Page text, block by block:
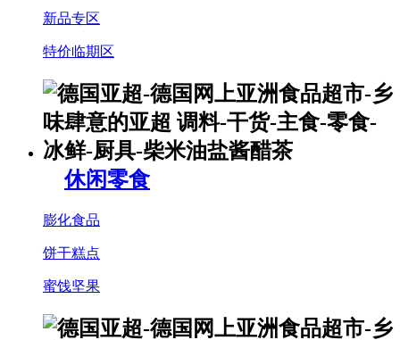
新品专区
特价临期区
休闲零食
膨化食品
饼干糕点
蜜饯坚果